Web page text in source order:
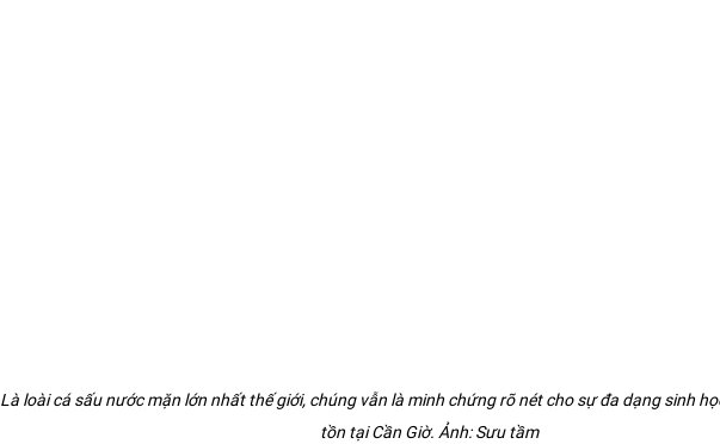
Là loài cá sấu nước mặn lớn nhất thế giới, chúng vẫn là minh chứng rõ nét cho sự đa dạng sinh
tồn tại Cần Giờ. Ảnh: Sưu tầm